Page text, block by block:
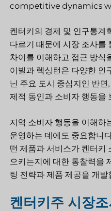
competitive dynamics
켄터키의 경제 및 인구통계
다르기 때문에 시장 조사를
차이를 이해하고 접근 방식
이빌과 렉싱턴은 다양한 인
닌 주요 도시 중심지인 반
제적 동인과 소비자 행동을
지역 소비자 행동을 이해하
운영하는 데에도 중요합니
떤 제품과 서비스가 켄터키
으키는지에 대한 통찰력을
팅 전략과 제품 제공을 개
켄터키주 시장